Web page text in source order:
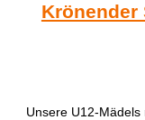
Krönender
Unsere U12-